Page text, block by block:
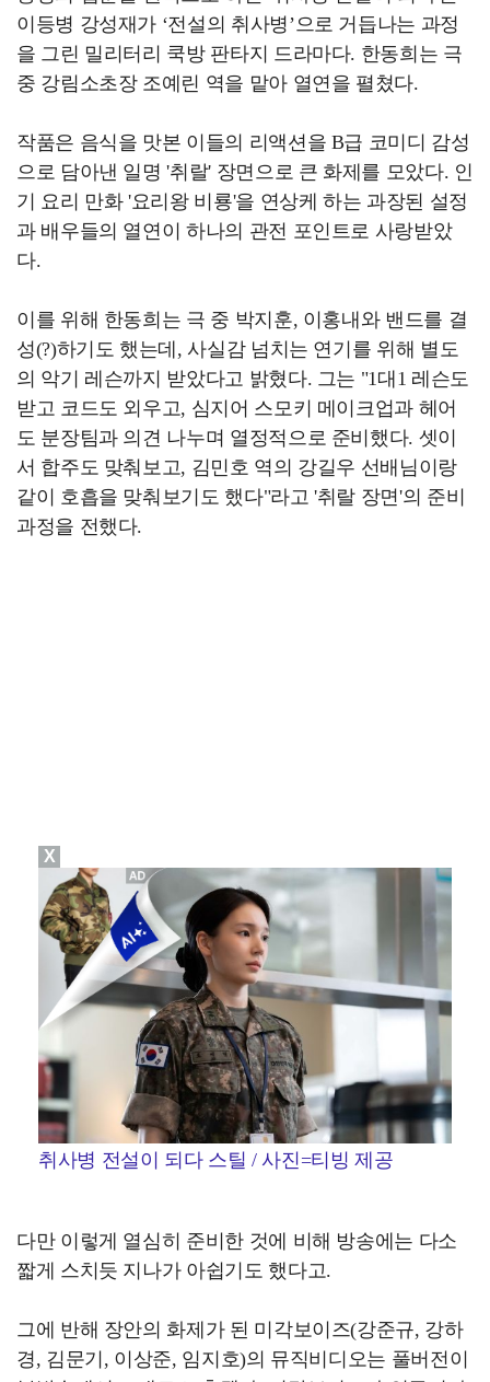
이등병 강성재가 ‘전설의 취사병’으로 거듭나는 과정
을 그린 밀리터리 쿡방 판타지 드라마다. 한동희는 극
중 강림소초장 조예린 역을 맡아 열연을 펼쳤다.
작품은 음식을 맛본 이들의 리액션을 B급 코미디 감성
으로 담아낸 일명 '취랄' 장면으로 큰 화제를 모았다. 인
기 요리 만화 '요리왕 비룡'을 연상케 하는 과장된 설정
과 배우들의 열연이 하나의 관전 포인트로 사랑받았
다.
이를 위해 한동희는 극 중 박지훈, 이홍내와 밴드를 결
성(?)하기도 했는데, 사실감 넘치는 연기를 위해 별도
의 악기 레슨까지 받았다고 밝혔다. 그는 "1대1 레슨도
받고 코드도 외우고, 심지어 스모키 메이크업과 헤어
도 분장팀과 의견 나누며 열정적으로 준비했다. 셋이
서 합주도 맞춰보고, 김민호 역의 강길우 선배님이랑
같이 호흡을 맞춰보기도 했다"라고 '취랄 장면'의 준비
과정을 전했다.
취사병 전설이 되다 스틸 / 사진=티빙 제공
다만 이렇게 열심히 준비한 것에 비해 방송에는 다소
짧게 스치듯 지나가 아쉽기도 했다고.
그에 반해 장안의 화제가 된 미각보이즈(강준규, 강하
경, 김문기, 이상준, 임지호)의 뮤직비디오는 풀버전이
X